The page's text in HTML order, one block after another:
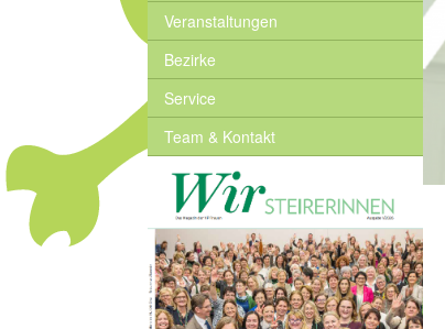
Veranstaltungen
Bezirke
Service
Team & Kontakt